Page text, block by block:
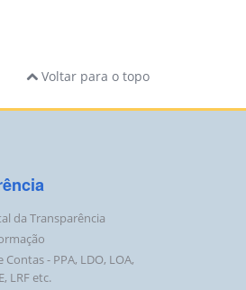
Voltar para o topo
da Transparência
Contas - PPA, LDO, LOA,
LRF etc.